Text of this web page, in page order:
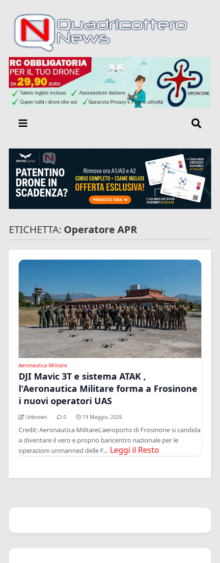
ETICHETTA: Operatore APR
Aeronautica Militare
DJI Mavic 3T e sistema ATAK ,
l'Aeronautica Militare forma a Frosinone
i nuovi operatori UAS
Unknown 0 19 Maggio, 2026
Credit: Aeronautica MilitareL'aeroporto di Frosinone si candida
a diventare il vero e proprio baricentro nazionale per le
operazioni unmanned delle F... Leggi il Resto